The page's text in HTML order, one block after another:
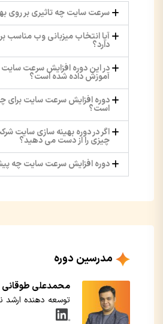
سرعت سایت چه تاثیری بر روی
آیا انتخاب میزبانی وب مناسب
دارد؟
در این دوره افزایش سرعت
آموزش داده شده است؟
دوره افزایش سرعت سایت برای
است؟
اگر در دوره بهینه سازی سایت
چیزی را از دست می دهید؟
دوره افزایش سرعت سایت چه
مدرسین دوره
محمدعلی طوقانی
توسعه دهنده ارشد